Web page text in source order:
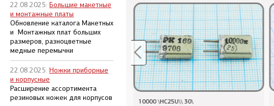
22.08.2025: Большие макетные
и монтажные платы
Обновление каталога Макетных
и Монтажных плат больших
размеров, разноцветные
медные перемычки
22.08.2025: Ножки приборные
и корпусные
Расширение ассортимента
резиновых ножек для корпусов
8000 \HC25U\\ 15\
10000 \HC25U\\ 30\